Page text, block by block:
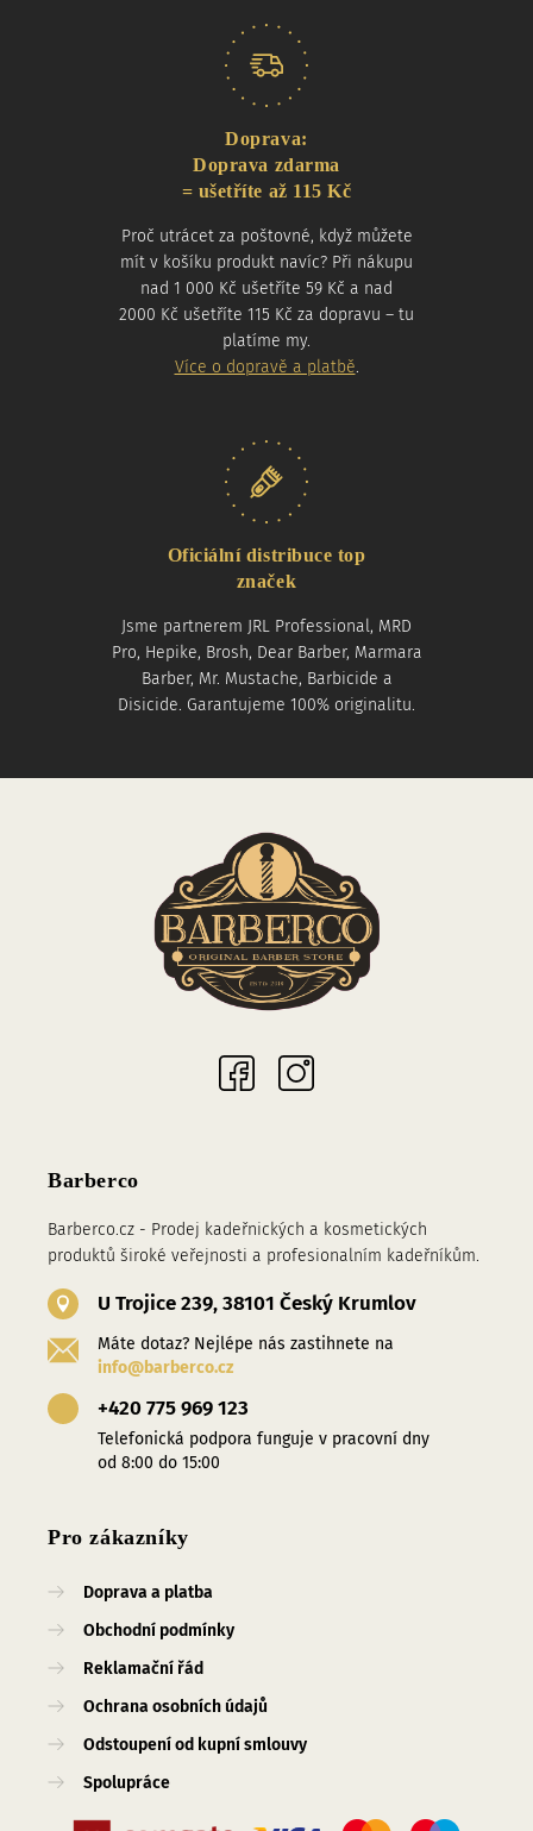
Doprava:
Doprava zdarma
= ušetříte až 115 Kč
Proč utrácet za poštovné, když můžete
mít v košíku produkt navíc? Při nákupu
nad 1 000 Kč ušetříte 59 Kč a nad
2000 Kč ušetříte 115 Kč za dopravu – tu
platíme my.
Více o dopravě a platbě.
Oficiální distribuce top
značek
Jsme partnerem JRL Professional, MRD
Pro, Hepike, Brosh, Dear Barber, Marmara
Barber, Mr. Mustache, Barbicide a
Disicide. Garantujeme 100% originalitu.
Barberco
Barberco.cz - Prodej kadeřnických a kosmetických
produktů široké veřejnosti a profesionalním kadeřníkům.
U Trojice 239, 38101 Český Krumlov
Máte dotaz? Nejlépe nás zastihnete na
info@barberco.cz
+420 775 969 123
Telefonická podpora funguje v pracovní dny
od 8:00 do 15:00
Pro zákazníky
Doprava a platba
Obchodní podmínky
Reklamační řád
Ochrana osobních údajů
Odstoupení od kupní smlouvy
Spolupráce